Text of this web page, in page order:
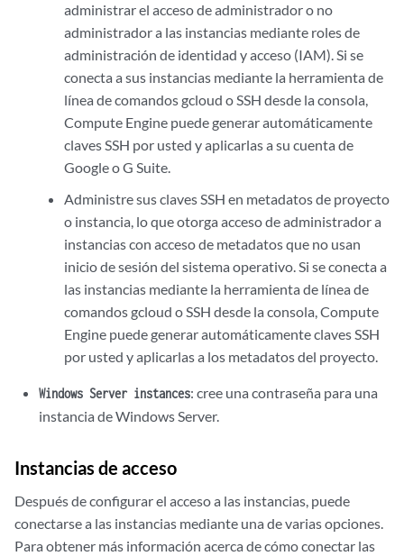
administrar el acceso de administrador o no
administrador a las instancias mediante roles de
administración de identidad y acceso (IAM). Si se
conecta a sus instancias mediante la herramienta de
línea de comandos gcloud o SSH desde la consola,
Compute Engine puede generar automáticamente
claves SSH por usted y aplicarlas a su cuenta de
Google o G Suite.
Administre sus claves SSH en metadatos de proyecto
o instancia, lo que otorga acceso de administrador a
instancias con acceso de metadatos que no usan
inicio de sesión del sistema operativo. Si se conecta a
las instancias mediante la herramienta de línea de
comandos gcloud o SSH desde la consola, Compute
Engine puede generar automáticamente claves SSH
por usted y aplicarlas a los metadatos del proyecto.
Windows Server instances: cree una contraseña para una
instancia de Windows Server.
Instancias de acceso
Después de configurar el acceso a las instancias, puede
conectarse a las instancias mediante una de varias opciones.
Para obtener más información acerca de cómo conectar las